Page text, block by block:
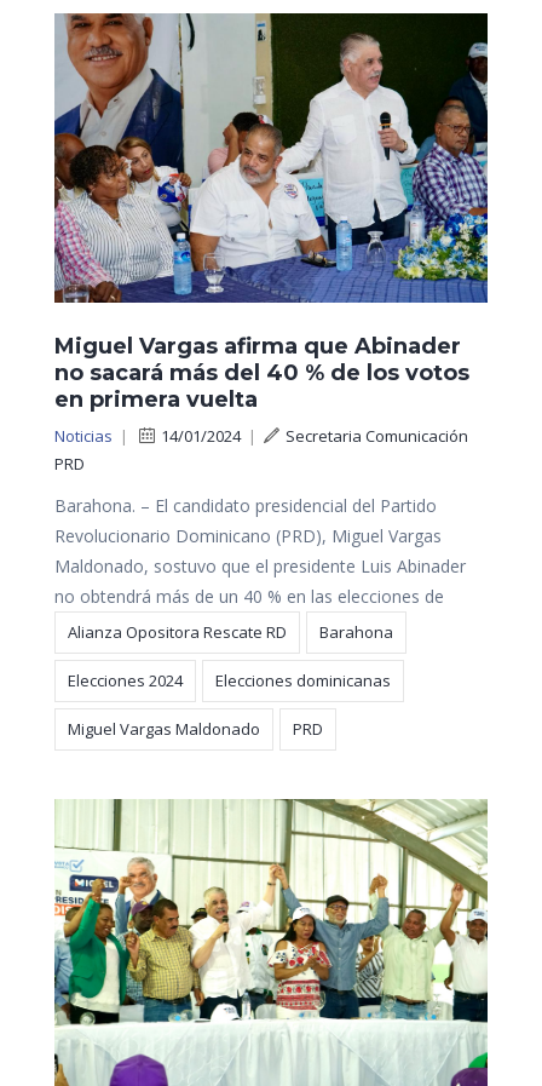
Miguel Vargas afirma que Abinader
no sacará más del 40 % de los votos
en primera vuelta
Noticias | 14/01/2024|
Secretaria Comunicación
PRD
Barahona. – El candidato presidencial del Partido
Revolucionario Dominicano (PRD), Miguel Vargas
Maldonado, sostuvo que el presidente Luis Abinader
no obtendrá más de un 40 % en las elecciones de
Alianza Opositora Rescate RD Barahona
Elecciones 2024 Elecciones dominicanas
Miguel Vargas Maldonado PRD